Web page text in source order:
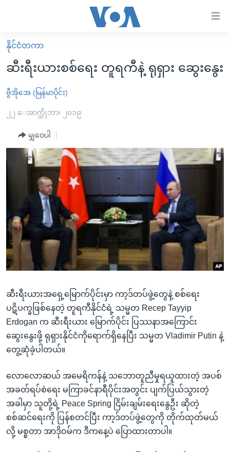
လွယ်ကူ
စေ
Link
များ
အကြောင်းအရာ
သို့
ပင်မ
အ
ညွန်း
စာမျက်နှာ
ကျော်
ကြည့်
နေရာ
မူလစာမျက်နှာ
မြန်မာ
ကမ္ဘာ့သတင်းများ
နိုင်ငံတကာ
တရုတ်
အစ္စရေး-ပါလက်စတိုင်း
ဗွီဒီယို
ရပ်ဝန်းတခု လမ်းတခု အလွန်
အင်္ဂလိပ်စာလေ့လာမယ်
အမေရိကန်သုံးအီဒီယံ
မကြေးမုံရဲ့ အင်္ဂလိပ်စာ
ရုပ်ရှင်ထဲက အင်္ဂလိပ်စာ
သုတပဒေသာ အင်္ဂလိပ်စာ
အပတ်စဉ်ကဏ္ဍများ
ရေဒီယို
တီဗွီ
ရေဒီယိုနှင့်ရုပ်သံ အချက်အလက်များ
ရေဒီယို/တီဗွီအစီအစဉ်
Learning English
ဘာသာစကားများ
နိုင်ငံတကာ
ဆီးရီးယားစစ်ရေး တူရကီနဲ့ ရုရှား ဆွေးနွေး
ဗွီအိုအေ (မြန်မာပိုင်း)
၂၂ ေအာက္တိုဘာ၊ ၂၀၁၉
မျှဝေပါ
ဆီးရီးယားအရှေ့မြောက်ပိုင်းမှာ ကာ့ဒ်တပ်ဖွဲ့တွေနဲ့ စစ်ရေး
ပဋိပက္ခဖြစ်နေတဲ့ တူရကီနိုင်ငံရဲ့ သမ္မတ Recep Tayyip
Erdogan က ဆီးရီးယား မြောက်ပိုင်း ပြဿနာအကြောင်း
ဆွေးနွေးဖို့ ရုရှားနိုင်ငံကိုရောက်ရှိနေပြီး သမ္မတ Vladimir Putin နဲ့
တွေ့ဆုံခဲ့ပါတယ်။
လောလောဆယ် အမေရိကန်နဲ့ သဘောတူညီမှုရယူထားတဲ့ အပစ်
အခတ်ရပ်စဲရေး မကြာခင်နာရီပိုင်းအတွင်း ပျက်ပြယ်သွားတဲ့
အခါမှာ သူတို့ရဲ့ Peace Spring ငြိမ်းချမ်းရေးနွေဦး ဆိုတဲ့
စစ်ဆင်ရေးကို ပြန်စတင်ပြီး ကာ့ဒ်တပ်ဖွဲ့တွေကို တိုက်ထုတ်မယ်
လို့ မစ္စတာ အာဒိုဝမ်က ဒီကနေ့ပဲ ပြောထားတာပါ။